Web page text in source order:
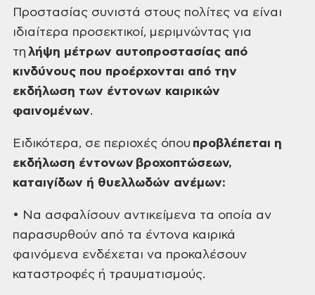
Προστασίας συνιστά στους πολίτες να είναι
ιδιαίτερα προσεκτικοί, μεριμνώντας για
τη λήψη μέτρων αυτοπροστασίας από
κινδύνους που προέρχονται από την
εκδήλωση των έντονων καιρικών
φαινομένων.
Ειδικότερα, σε περιοχές όπου προβλέπεται η
εκδήλωση έντονων βροχοπτώσεων,
καταιγίδων ή θυελλωδών ανέμων:
• Να ασφαλίσουν αντικείμενα τα οποία αν
παρασυρθούν από τα έντονα καιρικά
φαινόμενα ενδέχεται να προκαλέσουν
καταστροφές ή τραυματισμούς.